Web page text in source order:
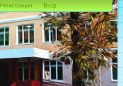
Регистрация Вход